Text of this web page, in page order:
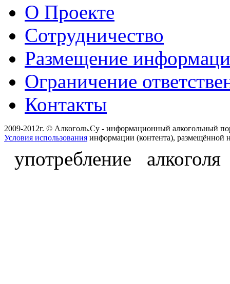
О Проекте
Сотрудничество
Размещение
Ограничение
Контакты
2009-2012г. © Алкоголь.Су - информационный алкогольный
Условия использования информации (контента), размещённой
употребление